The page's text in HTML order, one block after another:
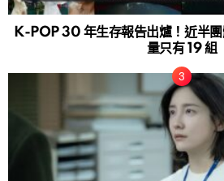
K-POP 30 年生存報告出爐！近半
量只有 19 組